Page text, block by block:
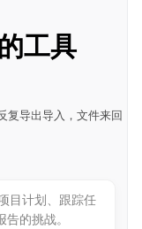
目计划、跟踪任
的挑战。
工具
复导出导入，文件来回